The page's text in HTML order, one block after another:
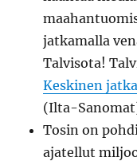
jatkamalla
Talvisota!
Keskinen
(Ilta-
Tosin on
ajatellut